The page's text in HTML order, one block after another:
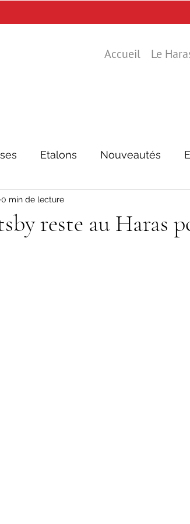
Accueil Le
Etalons Nouveautés
reste au Haras
0 min de lecture